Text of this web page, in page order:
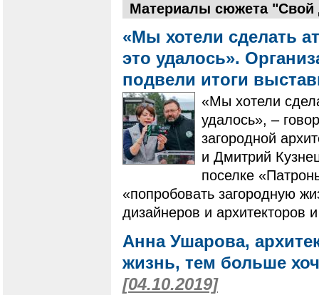
Материалы сюжета "Свой
«Мы хотели сделать
это удалось».
подвели итоги
«Мы хотели
удалось», –
загородной
и Дмитрий
поселке
«попробовать загородную
дизайнеров и архитекторов
Анна Ушарова,
жизнь, тем больше
[04.10.2019]